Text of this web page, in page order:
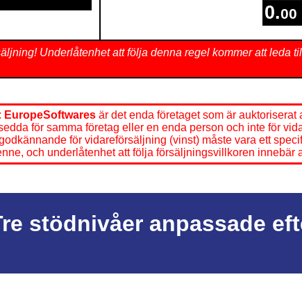
0.00
Underlåtenhet att följa denna regel kommer att leda
EuropeSoftwares är det enda företaget som är
för samma företag eller en enda person och inte för
för vidareförsäljning (vinst) måste vara ett
och underlåtenhet att följa försäljningsvillkoren innebär
stödnivåer anpassade